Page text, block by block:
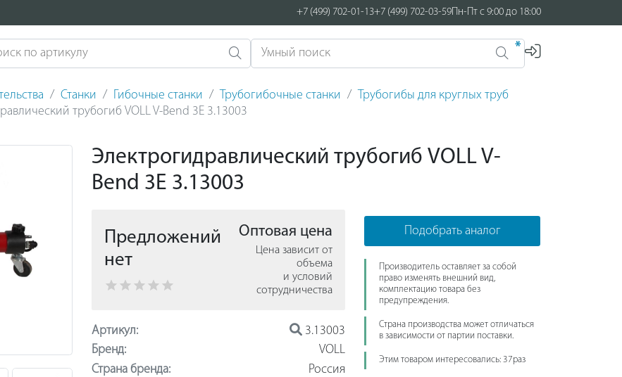
+7 (499) 702-01-13+7 (499) 702-03-59Пн-Пт с 9:00 до 18:00
*
Станки Гибочные станки Трубогибочные станки
Трубогибы для круглых труб
трубогиб VOLL V-Bend 3E 3.13003
Электрогидравлический трубогиб VOLL V-
Bend 3E 3.13003
Предложений
нет
Оптовая цена
Цена зависит от
объема
и условий
сотрудничества
Артикул:
3.13003
Бренд:
VOLL
Страна бренда:
Россия
Подобрать аналог
Производитель оставляет за собой
право изменять внешний вид,
комплектацию товара без
предупреждения.
Страна производства может отличаться
в зависимости от партии поставки.
Этим товаром интересовались: 37раз